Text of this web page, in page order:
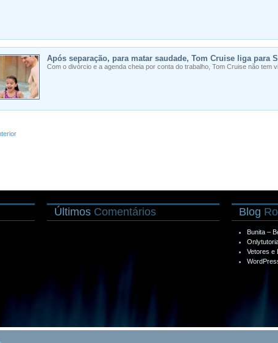
Após separação, para matar saudade, Tom Cruise liga para
Com o divórcio e a agenda cheia por conta do trabalho, Tom Cruise não tem
Últimos Comentários Blog Roll
Bunita –
Vetores e